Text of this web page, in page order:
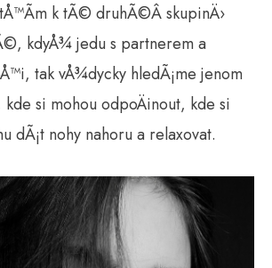
k tÃ© druhÃ©Â skupinÄ›
kdyÅ¾ jedu s partnerem a
tak vÅ¾dycky hledÃ¡me jenom
si mohou odpoÄinout, kde si
dÃ¡t nohy nahoru a relaxovat.